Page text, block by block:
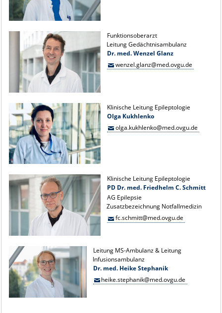
Funktionsoberarzt
Leitung Gedächtnisambulanz
Dr. med. Wenzel Glanz
wenzel.glanz@med.ovgu.de
Klinische Leitung Epileptologie
Olga Kukhlenko
olga.kukhlenko@med.ovgu.de
Klinische Leitung Epileptologie
PD Dr. med. Friedhelm C. Schmitt
AG Epilepsie
Zusatzbezeichnung Notfallmedizin
fc.schmitt@med.ovgu.de
Leitung MS-Ambulanz & Leitung
Infusionsambulanz
Dr. med. Heike Stephanik
heike.stephanik@med.ovgu.de